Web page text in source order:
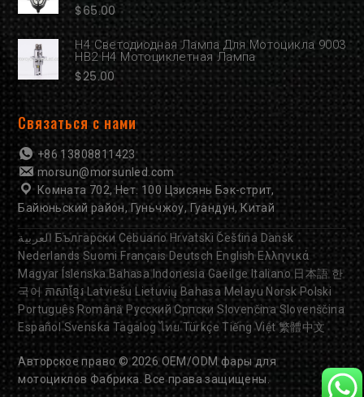
$65.00
H4 Светодиодная Лампа Для Мотоцикла 9003
HB2 H4 Мотоциклетная Лампа
$25.00
Связаться с нами
+86 13808811423
morsun@morsunled.com
Комната 702, Нет. 100 Цзисянь Бэк-стрит,
Байюньский район, Гуньчжоу, Гуандун, Китай
العربية Български Cebuano Hrvatski Čeština Dansk
Nederlands Suomi Français Deutsch English Ελληνικά
Magyar Íslenska Bahasa Indonesia Gaeilge Italiano 日本語 한
국어 ភាសាខ្មែរ Latviešu Lietuvių Bahasa Melayu Norsk Polski
Português Română Русский Српски Slovenčina Slovenščina
Español Svenska Tagalog ไทย Türkçe Tiếng Việt 繁體中文
Авторское право © 2026 OEM/ODM фары для
мотоциклов Фабрика. Все права защищены.